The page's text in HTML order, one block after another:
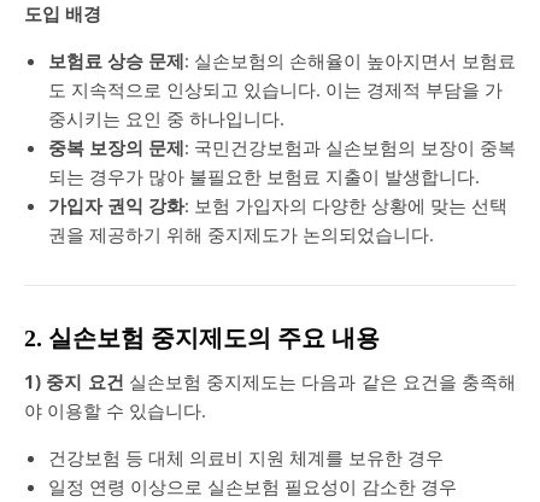
도입 배경
보험료 상승 문제: 실손보험의 손해율이 높아지면서 보험료
도 지속적으로 인상되고 있습니다. 이는 경제적 부담을 가
중시키는 요인 중 하나입니다.
중복 보장의 문제: 국민건강보험과 실손보험의 보장이 중복
되는 경우가 많아 불필요한 보험료 지출이 발생합니다.
가입자 권익 강화: 보험 가입자의 다양한 상황에 맞는 선택
권을 제공하기 위해 중지제도가 논의되었습니다.
2. 실손보험 중지제도의 주요 내용
1) 중지 요건 실손보험 중지제도는 다음과 같은 요건을 충족해
야 이용할 수 있습니다.
건강보험 등 대체 의료비 지원 체계를 보유한 경우
일정 연령 이상으로 실손보험 필요성이 감소한 경우